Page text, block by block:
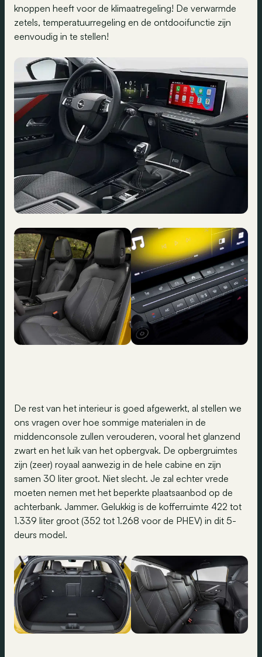
knoppen heeft voor de klimaatregeling! De verwarmde
zetels, temperatuurregeling en de ontdooifunctie zijn
eenvoudig in te stellen!
De rest van het interieur is goed afgewerkt, al stellen we
ons vragen over hoe sommige materialen in de
middenconsole zullen verouderen, vooral het glanzend
zwart en het luik van het opbergvak. De opbergruimtes
zijn (zeer) royaal aanwezig in de hele cabine en zijn
samen 30 liter groot. Niet slecht. Je zal echter vrede
moeten nemen met het beperkte plaatsaanbod op de
achterbank. Jammer. Gelukkig is de kofferruimte 422 tot
1.339 liter groot (352 tot 1.268 voor de PHEV) in dit 5-
deurs model.